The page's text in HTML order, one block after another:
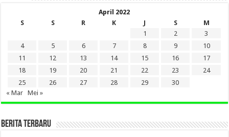
April 2022
S
S R K J S
M
1
2
3
4
5 6 7 8 9
10
11
12 13 14 15 16
17
18
19 20 21 22 23
24
25
26 27 28 29
30
« Mar
Mei »
BERITA TERBARU